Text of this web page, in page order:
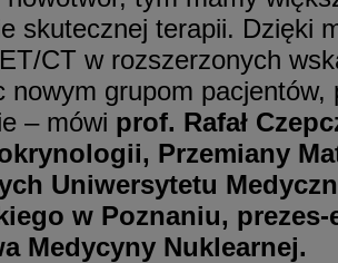
skutecznej terapii. Dzięki
CT w rozszerzonych
nowym grupom pacjentów,
– mówi prof. Rafał
Przemiany
Uniwersytetu
w Poznaniu,
Medycyny Nuklearnej.